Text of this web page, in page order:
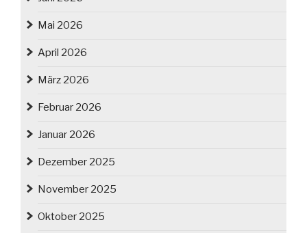
Mai 2026
April 2026
März 2026
Februar 2026
Januar 2026
Dezember 2025
November 2025
Oktober 2025